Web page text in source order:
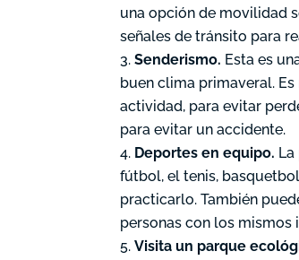
una opción de movilidad
señales de tránsito para
Senderismo. Esta es
buen clima primaveral.
actividad, para evitar
para evitar un accidente.
Deportes en equipo.
fútbol, el tenis,
practicarlo. También
personas con los mismos
Visita un parque